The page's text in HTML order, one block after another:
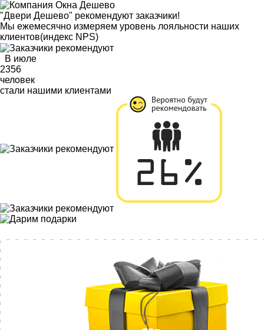
"Двери Дешево" рекомендуют заказчики!
Мы ежемесячно измеряем уровень лояльности наших
клиентов(индекс NPS)
В июле
2356
человек
стали нашими клиентами